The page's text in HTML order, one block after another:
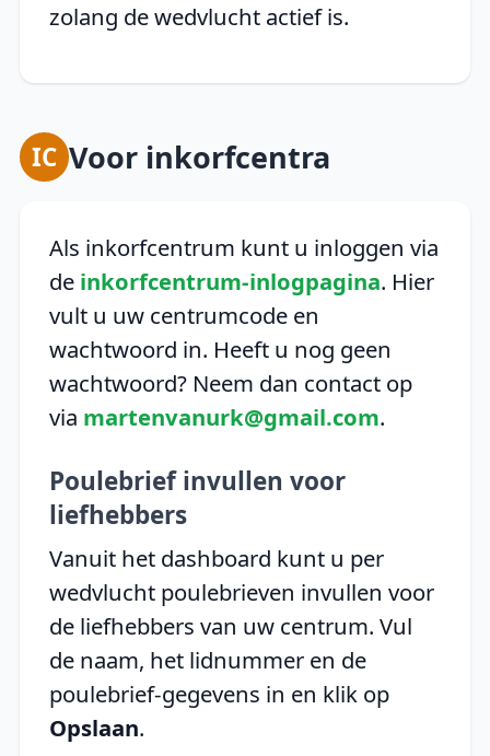
zolang de wedvlucht actief is.
IC Voor inkorfcentra
Als inkorfcentrum kunt u inloggen via
de inkorfcentrum-inlogpagina. Hier
vult u uw centrumcode en
wachtwoord in. Heeft u nog geen
wachtwoord? Neem dan contact op
via martenvanurk@gmail.com.
Poulebrief invullen voor
liefhebbers
Vanuit het dashboard kunt u per
wedvlucht poulebrieven invullen voor
de liefhebbers van uw centrum. Vul
de naam, het lidnummer en de
poulebrief-gegevens in en klik op
Opslaan.